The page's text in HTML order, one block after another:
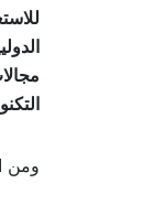
ومن